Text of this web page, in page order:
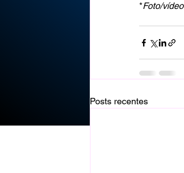
*Foto/
Posts recentes